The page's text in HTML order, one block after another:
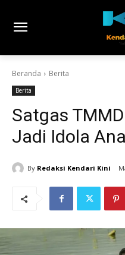
Beranda Berita
Berita
Satgas
Jadi Idola
By Redaksi Kendari Kini